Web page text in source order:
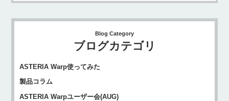
Blog Category
ブログカテゴリ
ASTERIA Warp使ってみた
製品コラム
ASTERIA Warpユーザー会(AUG)